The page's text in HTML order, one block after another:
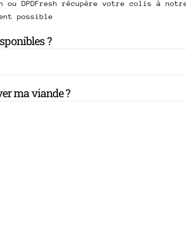
ou DPDFresh récupère votre colis à
possible
?
ma viande ?